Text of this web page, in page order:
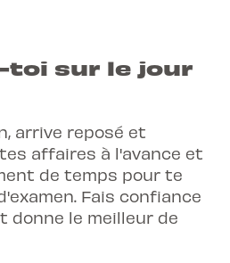
toi sur le jour
arrive reposé et
affaires à l'avance et
de temps pour te
Fais confiance
donne le meilleur de